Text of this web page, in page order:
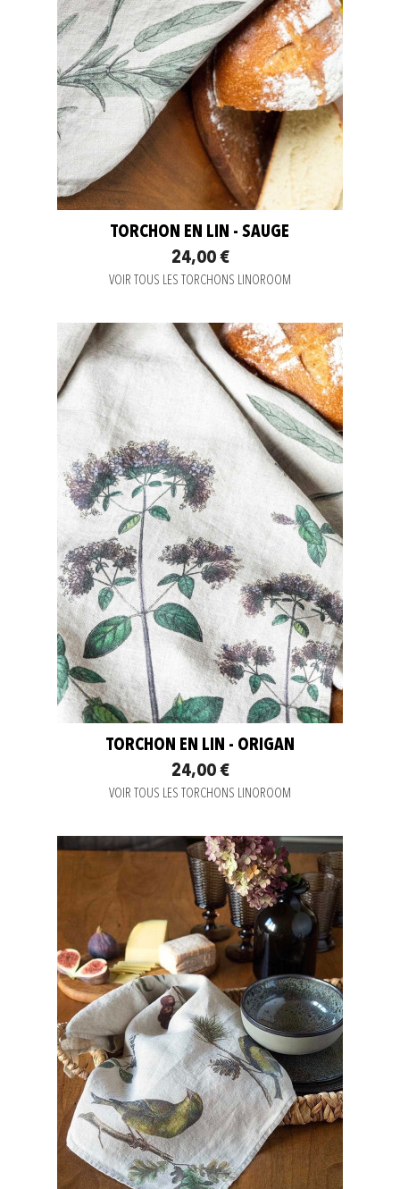
TORCHON EN LIN - SAUGE
24,00 €
VOIR TOUS LES TORCHONS LINOROOM
TORCHON EN LIN - ORIGAN
24,00 €
VOIR TOUS LES TORCHONS LINOROOM